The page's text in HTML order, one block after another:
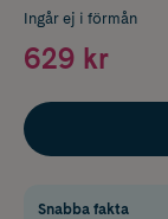
Ingår ej i förmån
629 kr
Snabba fakta